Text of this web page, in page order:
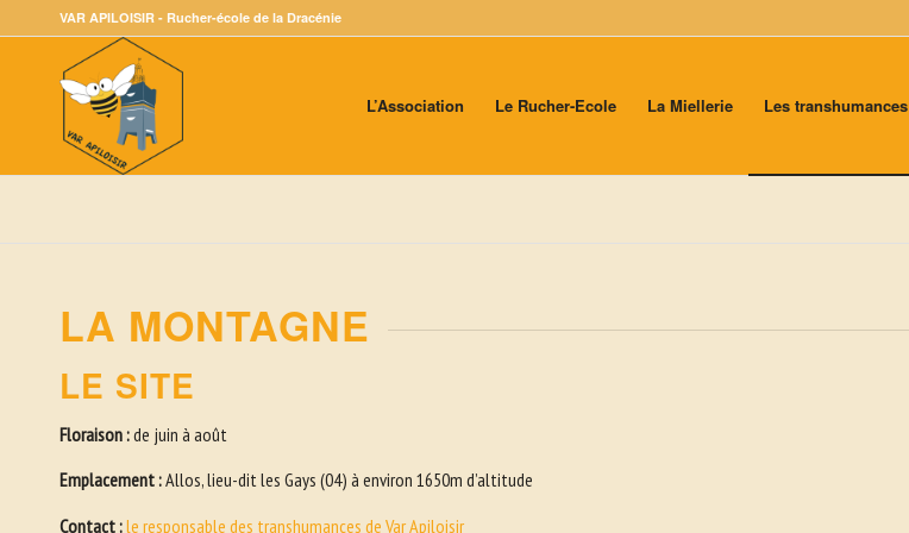
VAR APILOISIR - Rucher-école de la Dracénie
L’Association Le Rucher-Ecole La Miellerie Les transhumances
LA MONTAGNE
LE SITE
Floraison :de juin à août
Emplacement :Allos, lieu-dit les Gays (04) à environ 1650m d’altitude
Contact :le responsable des transhumances de Var Apiloisir